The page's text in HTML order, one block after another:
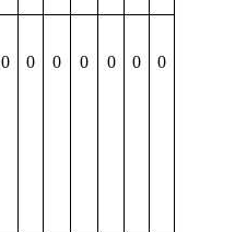
0 0 0 0 0 0 0